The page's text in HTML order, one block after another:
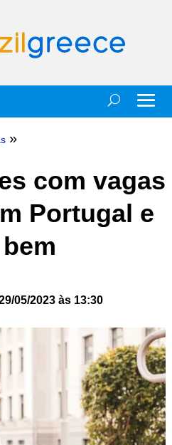
»
com vagas
Portugal e
05/2023 às 13:30